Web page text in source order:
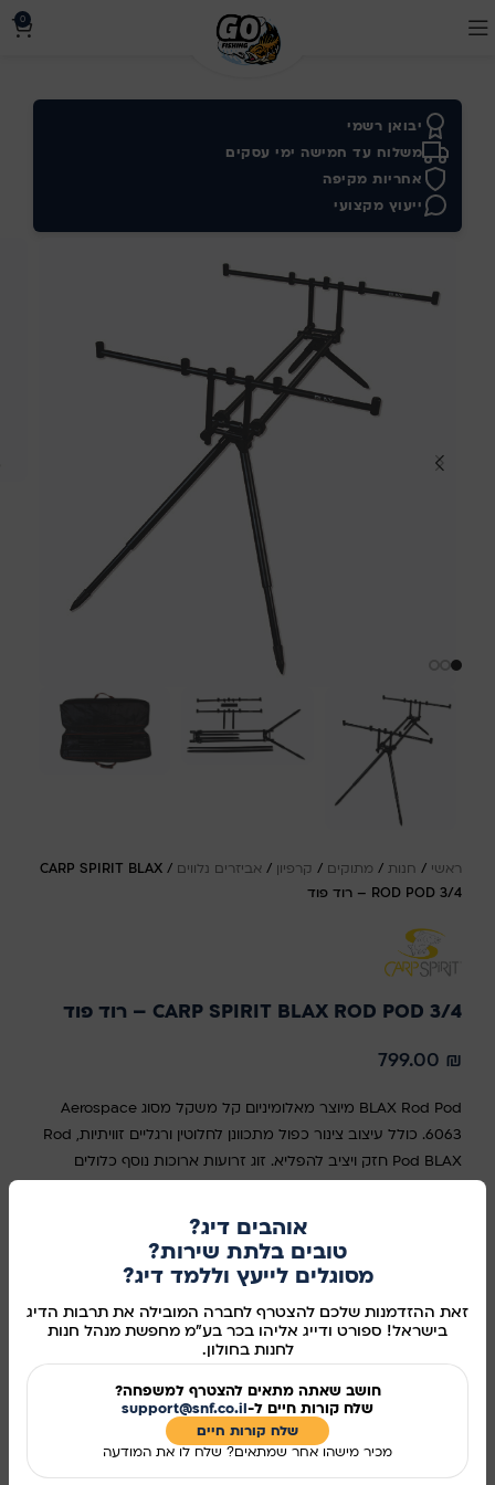
אוהבים דיג?
טובים בלתת שירות?
מסוגלים לייעץ וללמד דיג?
זאת ההזדמנות שלכם להצטרף לחברה המובילה את תרבות הדיג
בישראל! ספורט ודייג אליהו בכר בע"מ מחפשת מנהל חנות
לחנות בחולון.
חושב שאתה מתאים להצטרף למשפחה?
שלח קורות חיים ל-support@snf.co.il
שלח קורות חיים​
מכיר מישהו אחר שמתאים? שלח לו את המודעה
0
יבואן רשמי
משלוח עד חמישה ימי עסקים
אחריות מקיפה
ייעוץ מקצועי
ראשי / חנות / מתוקים / קרפיון / אביזרים נלווים /
CARP SPIRIT BLAX
ROD POD 3/4 – רוד פוד
CARP SPIRIT BLAX ROD POD 3/4 – רוד פוד
799.00 ₪
BLAX Rod Pod מיוצר מאלומיניום קל משקל מסוג Aerospace
6063. כולל עיצוב צינור כפול מתכוונן לחלוטין ורגליים זוויתיות, Rod
Pod BLAX חזק ויציב להפליא. זוג זרועות ארוכות נוסף כלולים
כסטנדרט. גימור אנודייז שחור עמיד במיוחד. אורך וגובה מתכוונים
לחלוטין. רגליים מתכווננות
במלאי
הוספה לסל
קנו עכשיו